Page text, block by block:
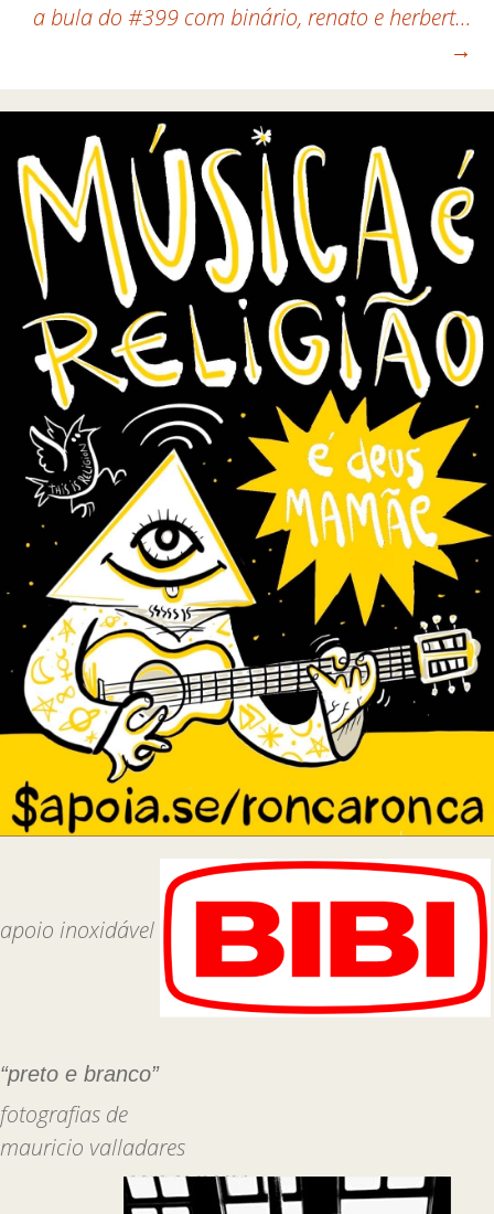
Navegação de posts
a bula do #399 com binário, renato e herbert…
→
apoio inoxidável
“preto e branco”
fotografias de
mauricio valladares